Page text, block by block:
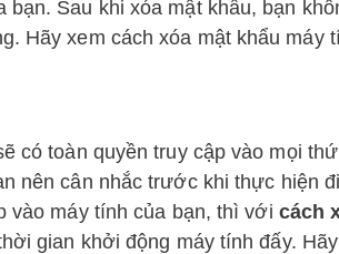
Sau khi xóa mật khẩu, bạn
Hãy xem cách xóa mật khẩu máy
có toàn quyền truy cập vào mọi
nên cân nhắc trước khi thực hiện
vào máy tính của bạn, thì với cách
gian khởi động máy tính đấy.